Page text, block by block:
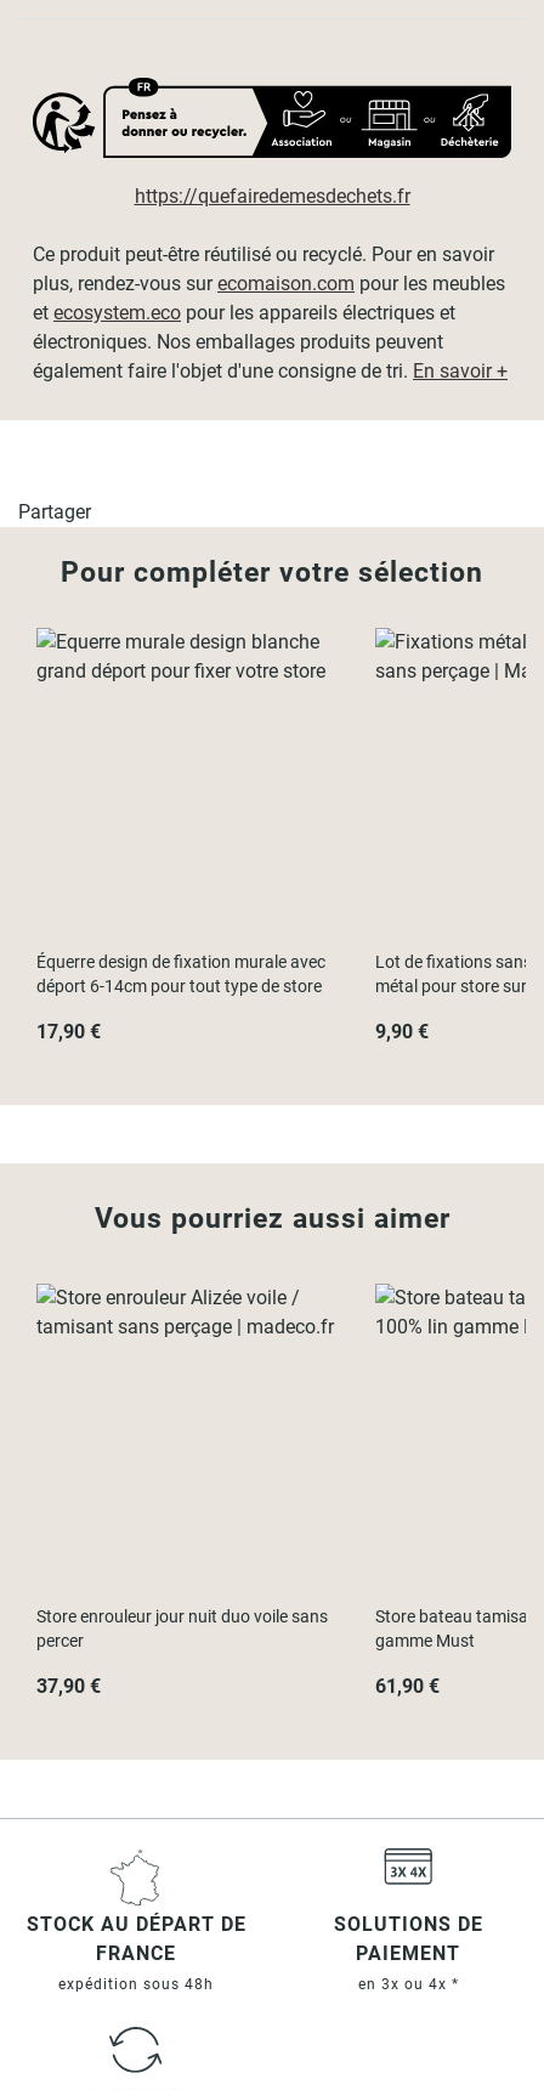
Dimensions disponibles :
- L60 x H180cm
- L80 x H180cm
- L140 x H180cm
- L160 x H180cm
- L180 x H180cm
- L60 x H220cm
- L80 x H220cm
- L180 x H220cm
- Taupe
- Musaraigne
- Chocolat
https://quefairedemesdechets.fr
Ce produit peut-être réutilisé ou recyclé. Pour en savoir
plus, rendez-vous surecomaison.com pour les meubles
et ecosystem.eco pour les appareils électriques et
électroniques. Nos emballages produits peuvent
également faire l'objet d'une consigne de tri. En savoir +
Partager
Pour compléter votre sélection
Équerre design de fixation murale avec
déport 6-14cm pour tout type de store
17,90 €
Lot de fixations sans
métal pour store sur
9,90 €
Vous pourriez aussi aimer
Store enrouleur jour nuit duo voile sans
percer
37,90 €
Store bateau
gamme Must
61,90 €
STOCK AU DÉPART DE
FRANCE
expédition sous 48h
SOLUTIONS DE
PAIEMENT
en 3x ou 4x *